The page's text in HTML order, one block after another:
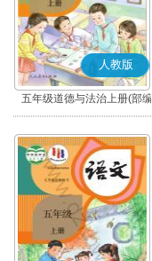
人教版
五年级道德与法治上册(部编
版)